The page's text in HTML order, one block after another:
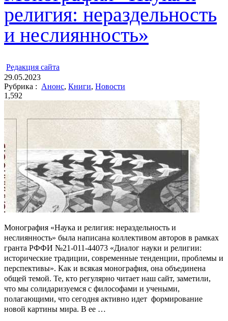
религия: нераздельность
и неслиянность»
Редакция cайта
29.05.2023
Рубрика : Анонс, Книги, Новости
1,592
Монография «Наука и религия: нераздельность и
неслиянность» была написана коллективом авторов в рамках
гранта РФФИ №21-011-44073 «Диалог науки и религии:
исторические традиции, современные тенденции, проблемы и
перспективы». Как и всякая монография, она объединена
общей темой. Те, кто регулярно читает наш сайт, заметили,
что мы солидаризуемся с философами и учеными,
полагающими, что сегодня активно идет формирование
новой картины мира. В ее …